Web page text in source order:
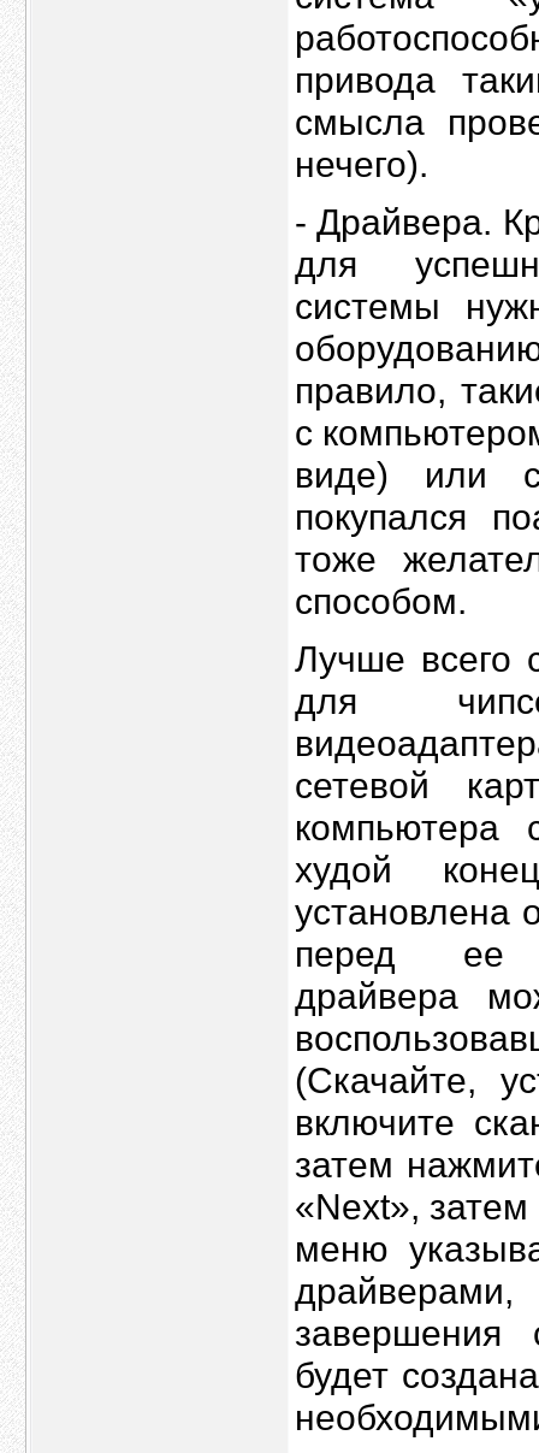
привода
смысла
нечего).
- Драйвера.
для
системы
правило,
с
виде) или
покупался
тоже
способом.
Лучше всего
для
сетевой
компьютера
худой
установлена
перед ее
драйвера
(Скачайте,
включите
затем
«Next»,
меню
завершения
будет